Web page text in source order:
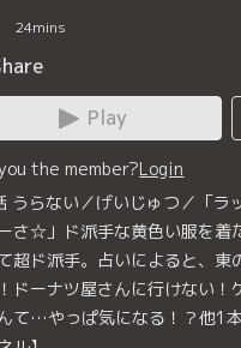
24mins
Play
the member?Login
うらない／げいじゅつ／「ラ
さ☆」ド派手な黄色い服を着
超ド派手。占いによると、東
ドーナツ屋さんに行けない
て…やっぱ気になる！？他1